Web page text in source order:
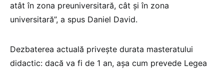
atât în zona preuniversitară, cât și în zona
universitară”, a spus Daniel David.
Dezbaterea actuală privește durata masteratului
didactic: dacă va fi de 1 an, așa cum prevede Legea